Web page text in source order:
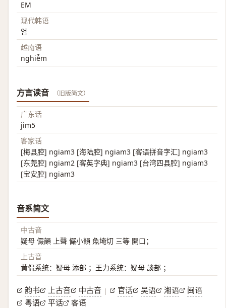
EM
现代韩语
엄
越南语
nghiễm
方言读音 （旧版简文）
广东话
jim5
客家话
[梅县腔] ngiam3 [海陆腔] ngiam3 [客语拼音字汇] ngiam3
[东莞腔] ngiam2 [客英字典] ngiam3 [台湾四县腔] ngiam3
[宝安腔] ngiam3
音系简文
中古音
疑母 儼韻 上聲 儼小韻 魚埯切 三等 開口；
上古音
黄侃系统：疑母 添部 ；王力系统：疑母 談部 ；
韵书 上古音 中古音 | 官话 吴语 湘语
闽语
粤语
平话 客语